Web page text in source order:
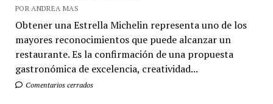
POR ANDREA MAS
Obtener una Estrella Michelin representa uno de los
mayores reconocimientos que puede alcanzar un
restaurante. Es la confirmación de una propuesta
gastronómica de excelencia, creatividad...
Comentarios cerrados